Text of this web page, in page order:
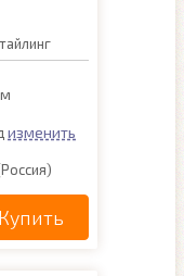
изменить
Купить